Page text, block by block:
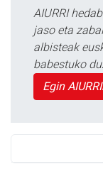
AIURRI
jaso eta
albisteak
babestuko
Egin